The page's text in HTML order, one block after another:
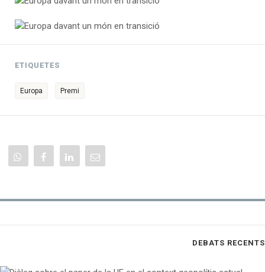
ETIQUETES
Europa Premi
DEBATS RECENTS